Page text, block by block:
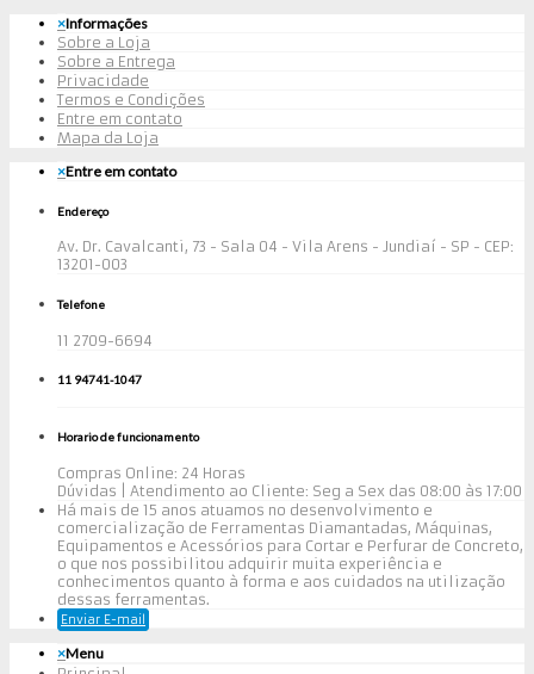
×Informações
Sobre a Loja
Sobre a Entrega
Privacidade
Termos e Condições
Entre em contato
Mapa da Loja
×Entre em contato
Endereço
Av. Dr. Cavalcanti, 73 - Sala 04 - Vila Arens - Jundiaí - SP - CEP:
13201-003
Telefone
11 2709-6694
11 94741-1047
Horario de funcionamento
Compras Online: 24 Horas
Dúvidas | Atendimento ao Cliente: Seg a Sex das 08:00 às 17:00
Há mais de 15 anos atuamos no desenvolvimento e
comercialização de Ferramentas Diamantadas, Máquinas,
Equipamentos e Acessórios para Cortar e Perfurar de Concreto,
o que nos possibilitou adquirir muita experiência e
conhecimentos quanto à forma e aos cuidados na utilização
dessas ferramentas.
Enviar E-mail
×Menu